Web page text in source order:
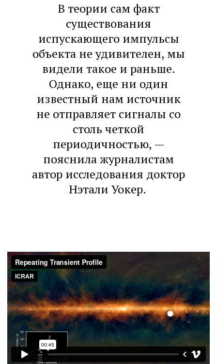
В теории сам факт
существования
испускающего импульсы
объекта не удивителен, мы
видели такое и раньше.
Однако, еще ни один
известный нам источник
не отправляет сигналы со
столь четкой
периодичностью, —
пояснила журналистам
автор исследования доктор
Нэтали Уокер.